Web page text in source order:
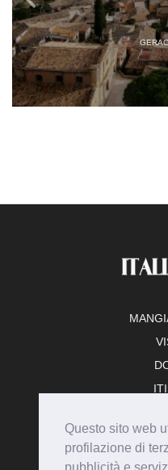
Questo sito web
profilazione di
pubblicità e